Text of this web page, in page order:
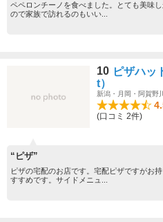
ペペロンチーノを食べました。とても美味
ので家族で訪れるのもいい...
10 ピザハッ
t）
新潟・月岡・阿賀野
(口コミ 2件)
“ピザ”
ピザの宅配のお店です。宅配ピザですがお
すすめです。サイドメニュ...